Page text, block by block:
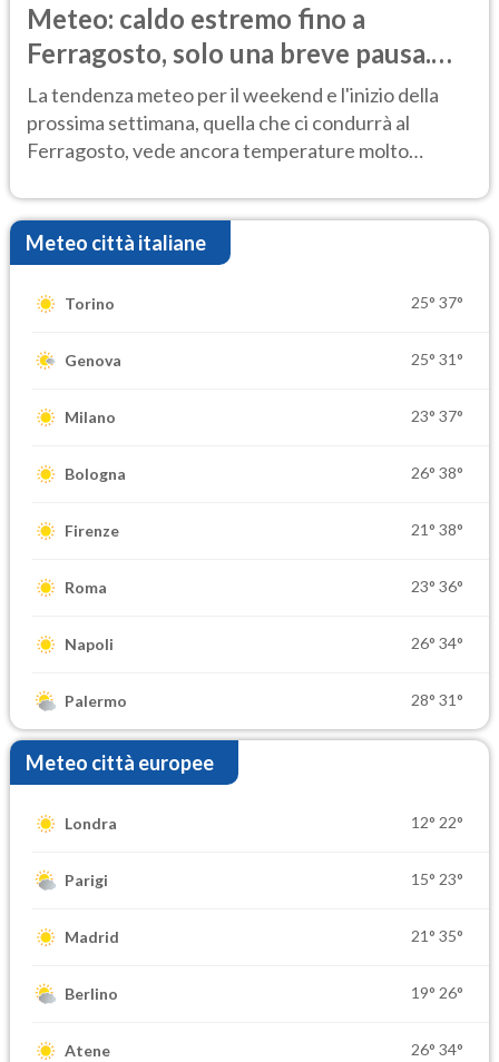
Meteo: caldo estremo fino a
Ferragosto, solo una breve pausa.
Ecco dove
La tendenza meteo per il weekend e l'inizio della
prossima settimana, quella che ci condurrà al
Ferragosto, vede ancora temperature molto
Meteo città italiane
Torino 25° 37°
Genova 25° 31°
Milano 23° 37°
Bologna 26° 38°
Firenze 21° 38°
Roma 23° 36°
Napoli 26° 34°
Palermo 28° 31°
Meteo città europee
Londra 12° 22°
Parigi 15° 23°
Madrid 21° 35°
Berlino 19° 26°
Atene 26° 34°